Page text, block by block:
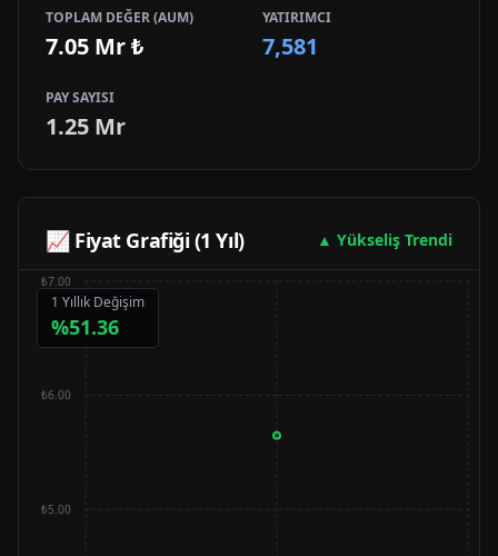
TOPLAM DEĞER (AUM)
7.05 Mr₺
YATIRIMCI
7,581
PAY SAYISI
1.25 Mr
📈 Fiyat Grafiği (1 Yıl) ▲ Yükseliş Trendi
1 Yıllık Değişim
%51.36
₺5.00
₺6.00
₺7.00